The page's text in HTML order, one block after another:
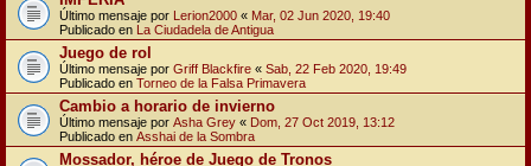
Último mensaje por Lerion2000 « Mar, 02 Jun 2020, 19:40
Publicado en La Ciudadela de Antigua
Juego de rol
Último mensaje por Griff Blackfire « Sab, 22 Feb 2020, 19:49
Publicado en Torneo de la Falsa Primavera
Cambio a horario de invierno
Último mensaje por Asha Grey « Dom, 27 Oct 2019, 13:12
Publicado en Asshai de la Sombra
Mossador, héroe de Juego de Tronos